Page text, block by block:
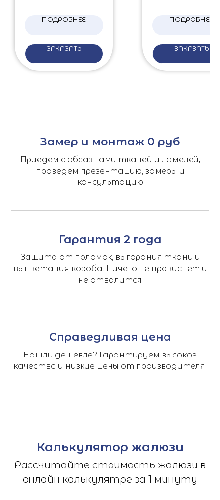
ПОДРОБНЕЕ
ЗАКАЗАТЬ
ПОДРОБНЕЕ
ЗАКАЗАТЬ
Замер и монтаж 0 руб
Приедем с образцами тканей и ламелей,
проведем презентацию, замеры и
консультацию
Гарантия 2 года
Защита от поломок, выгорания ткани и
выцветания короба. Ничего не провиснет и
не отвалится
Справедливая цена
Нашли дешевле? Гарантируем высокое
качество и низкие цены от производителя.
Калькулятор жалюзи
Рассчитайте стоимость жалюзи в
онлайн калькулятре за 1 минуту